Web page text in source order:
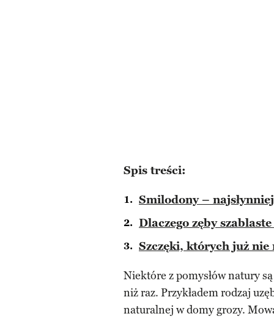
Spis treści:
Smilodony –
Dlaczego zęby
Szczęki, których już nie
Niektóre z pomysłów natury
niż raz. Przykładem rodzaj
naturalnej w domy grozy.